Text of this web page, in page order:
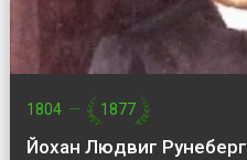
1804 — 1877
Йохан Людвиг Рунеберг